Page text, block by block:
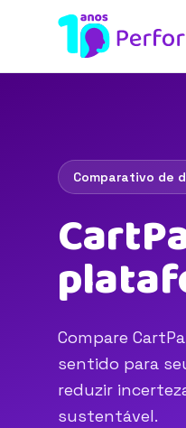
Comparativo de
Compare
sentido para
reduzir
sustentável.